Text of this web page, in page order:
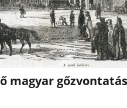
magyar